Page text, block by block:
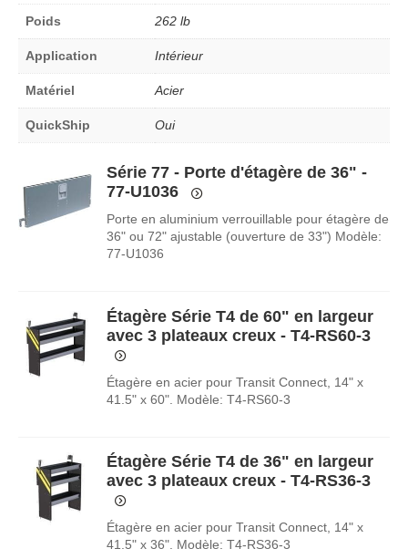
Poids 262 lb
Application Intérieur
Matériel Acier
QuickShip Oui
Série 77 - Porte d'étagère de 36" -
77-U1036
Porte en aluminium verrouillable pour étagère de
36" ou 72" ajustable (ouverture de 33") Modèle:
77-U1036
Étagère Série T4 de 60" en largeur
avec 3 plateaux creux - T4-RS60-3
Étagère en acier pour Transit Connect, 14" x
41.5" x 60". Modèle: T4-RS60-3
Étagère Série T4 de 36" en largeur
avec 3 plateaux creux - T4-RS36-3
Étagère en acier pour Transit Connect, 14" x
41.5" x 36". Modèle: T4-RS36-3